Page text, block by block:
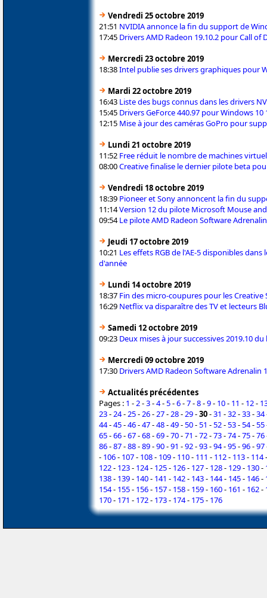
Vendredi 25 octobre 2019
21:51 NVIDIA annonce la fin du support de
17:45 Drivers AMD Radeon 19.10.2 pour Call of
Mercredi 23 octobre 2019
18:38Intel publie ses drivers graphiques pour
Mardi 22 octobre 2019
16:43 Liste des bugs connus dans les drivers
15:45 Drivers GeForce 440.97 pour Windows
12:15 Mise à jour des caméras GoPro pour
Lundi 21 octobre 2019
11:52 Free réduit le nombre de machines
08:00Creative finalise le dernier pilote beta
Vendredi 18 octobre 2019
18:39 Pioneer et Sony annoncent la fin du
11:14Version 12 du pilote Microsoft Mouse
09:54Le pilote AMD Radeon Software
Jeudi 17 octobre 2019
10:21 Les effets RGB de l'AE-5 disponibles
d'année
Lundi 14 octobre 2019
18:37 Fin des micro-coupures pour les Creative
16:29 Netflix va disparaître des TV et lecteurs
Samedi 12 octobre 2019
09:23 Deux mises à jour successives 2019.10
Mercredi 09 octobre 2019
17:30 Drivers AMD Radeon Software Adrenalin
Actualités précédentes
Pages : 1 - 2-3-4-5-6-7-8-9- 10- 11 - 12-
23- 24- 25- 26- 27- 28- 29-30-31 -32-33-34
44-45-46-47-48-49-50-51 -52-53-54-55
65-66-67-68-69-70-71 -72-73-74-75-76
86-87-88-89-90-91 -92-93-94-95-96-97
- 106- 107- 108- 109- 110- 111 - 112- 113- 114
122- 123- 124- 125- 126- 127- 128- 129- 130-
138- 139- 140- 141 - 142- 143- 144- 145- 146-
154- 155- 156- 157- 158- 159- 160- 161 - 162-
170- 171 - 172- 173- 174- 175- 176